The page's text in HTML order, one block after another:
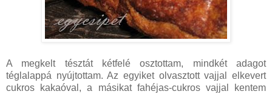
A megkelt tésztát kétfelé osztottam, mindkét adagot
téglalappá nyújtottam. Az egyiket olvasztott vajjal elkevert
cukros kakaóval, a másikat fahéjas-cukros vajjal kentem